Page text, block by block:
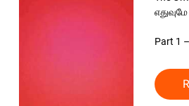
Part 1